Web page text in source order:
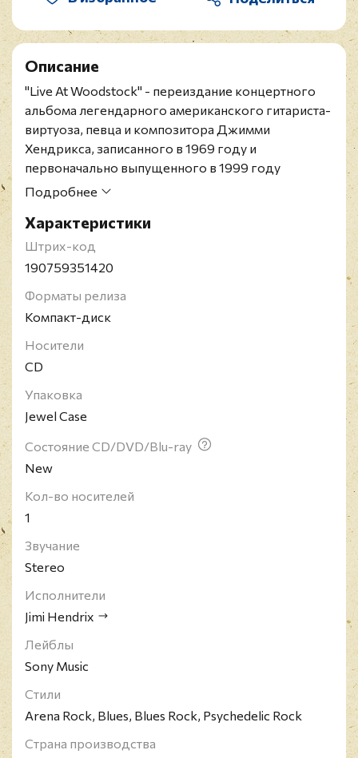
Описание
"Live At Woodstock" - переиздание концертного
альбома легендарного американского гитариста-
виртуоза, певца и композитора Джимми
Хендрикса, записанного в 1969 году и
первоначально выпущенного в 1999 году
приуроченный к 30-летию Вудстока.
виртуоз, певец и композитор. В 2009 году журнал
Time назвал Хендрикса величайшим гитаристом
всех времен. Широко признан как один из
истории рок-музыки. Хендрикса ещё при жизни
называли феноменом и гением. Он открыл в
электрогитаре бесконечный источник
возможностей нового звучания. Говоря о
что он расширил диапазон и словарь
электрической гитары и изменил лицо рок-
Подробнее
Характеристики
Штрих-код
190759351420
Форматы релиза
Компакт-диск
Носители
CD
Упаковка
Jewel Case
Состояние CD/DVD/Blu-ray
New
Кол-во носителей
1
Звучание
Stereo
Исполнители
Jimi Hendrix
Лейблы
Sony Music
Стили
Arena Rock, Blues, Blues Rock, Psychedelic Rock
Страна производства